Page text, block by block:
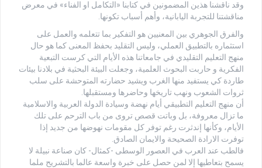
وقد ناقشنا هذين المضمونين في كتابنا «التكامل او الفناء» في معرض
مناقشتنا للتجربة اليابانية، وأهم أسباب تكونها.
والفرق الجوهري بين المعنيين هو التفكير بما تتعلمه والعمل على
استثماره بالتطبيق العملي، وليس التقليد بحفظ المعنى كما هو حال
منهج التعليم التقليدي في جامعاتنا هذه الأيام التي كرست التبعية
الفكرية و حاربت البحوث العلمية، وجعلت البيئة البحثية في بلادنا بيئات
طاردة كي يستفيد منها الغرب ويشيد حضارته المتوحشة على سلب
ثروات الشعوب ونهب تاريخها وحاضرها ومستقبلها.
أن منهج التعليم التطبيقي أيام نهضة وسيادة الدولة العربية والاسلامية
ما تزال معروفة، بل وباتت قصص تروى من باب الترحم على تلك
الأيام، وكأنها إندثرت رغم توفر كل مقومات نهوضها من جديد إذا
توفرت الارادة الصحيحة والايمان الصادق.
فالطب عند العرب في العصور الوسطى -كمثال- كان صناعة نبيلة لا
يسمح بتعاطيها إلا لمن حصل على خبرة واسعة عالما بالتشريح ملما